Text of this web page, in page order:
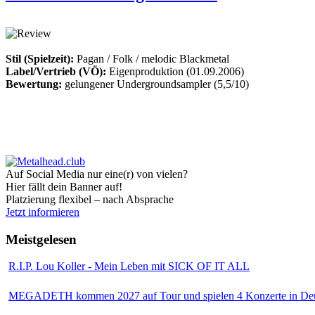
Stil (Spielzeit): Pagan / Folk / melodic Blackmetal
Label/Vertrieb (VÖ): Eigenproduktion (01.09.2006)
Bewertung: gelungener Undergroundsampler (5,5/10)
Auf Social Media nur eine(r) von vielen?
Hier fällt dein Banner auf!
Platzierung flexibel – nach Absprache
Jetzt informieren
Meistgelesen
R.I.P. Lou Koller - Mein Leben mit SICK OF IT ALL
MEGADETH kommen 2027 auf Tour und spielen 4 Konzerte in